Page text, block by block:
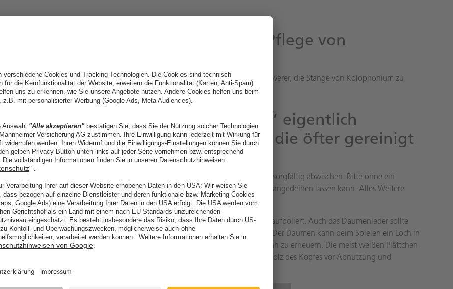
bei der Aufbewahrung und Pflege von
Bögen?
Bögen, meistens sind das dann Barock- und Klassikbögen, ist es schwerer, die Stange von Kolophonium zu
Pflege? Was heißt „regelmäßig“ eigentlich
1 Mal pro Woche? Gibt es Teile, die öfter gereinigt
nach dem Spielen. Mit einem weichen Tuch das Kolophoniumpulver sorgfältig abwischen. Bitte ohne ein
ist zugleich die wichtigste Pflege, die der Musiker/die Musikerin dem Bogen angedeihen lassen kann. Alles Weitere
Bogenmacher oder Geigenbauer auch die Stange gründlich gereinigt und aufpoliert. Auch das Daumenleder sollte
Leder zum Schutz der Bogenstange über dem Frosch angebracht werden. Der Daumen kann beim Spielen ein Loch in
man ausbessern lassen. Ebenso ist es wichtig, gebrochene Kopfplatten zeitnah zu erneuern. Die meist weißen Plättchen
sie nehmen bei Stürzen oder Stößen Energie auf und bewahren das Holz des Kopfes vor Abnutzung und